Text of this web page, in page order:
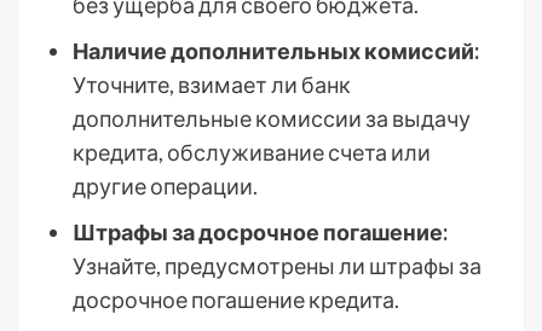
без ущерба для своего бюджета.
Наличие дополнительных комиссий:
Уточните, взимает ли банк
дополнительные комиссии за выдачу
кредита, обслуживание счета или
другие операции.
Штрафы за досрочное погашение:
Узнайте, предусмотрены ли штрафы за
досрочное погашение кредита.